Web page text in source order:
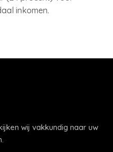
inkomen.
wij vakkundig naar uw